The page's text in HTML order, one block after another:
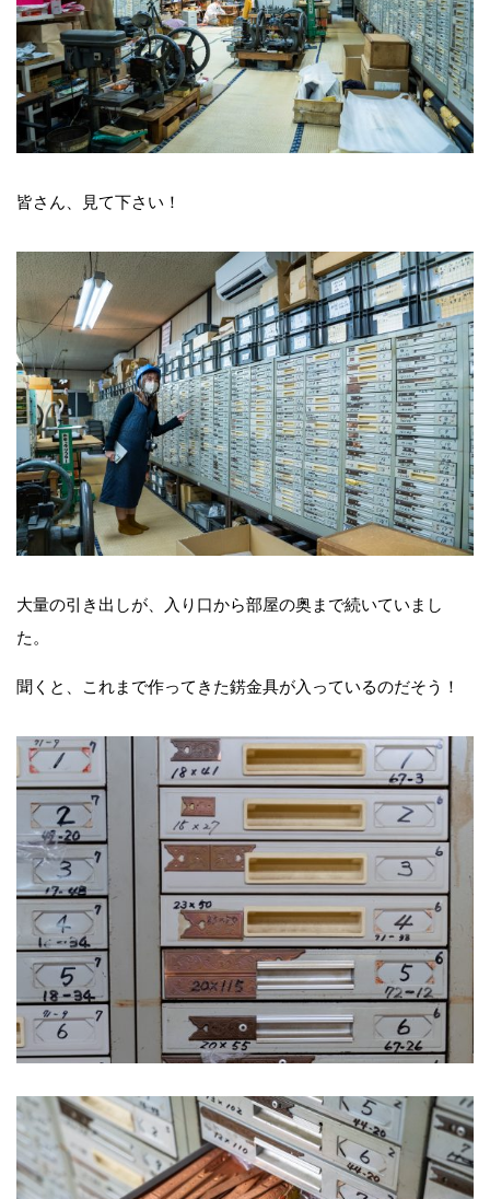
皆さん、見て下さい！
大量の引き出しが、入り口から部屋の奥まで続いていまし
た。
聞くと、これまで作ってきた錺金具が入っているのだそう！